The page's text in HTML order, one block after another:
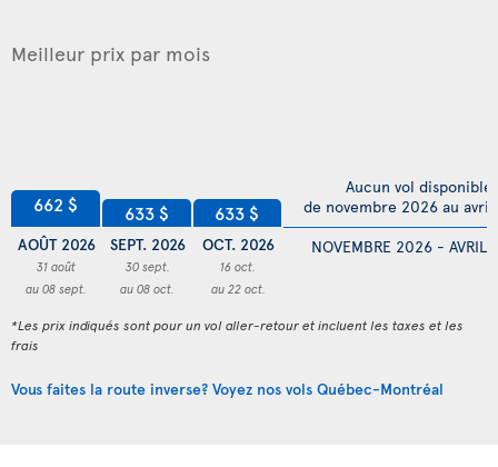
Meilleur prix par mois
662 $
AOÛT 2026
31 août
au 08 sept.
633 $
SEPT. 2026
30 sept.
au 08 oct.
633 $
OCT. 2026
16 oct.
au 22 oct.
NOVEMBRE 2026 - AVRIL
Aucun vol disponible
de novembre 2026 au avril
*Les prix indiqués sont pour un vol aller-retour et incluent les taxes et les
frais
Vous faites la route inverse? Voyez nos vols Québec-Montréal